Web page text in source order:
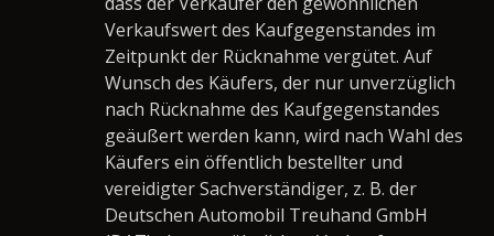
Verkaufswert des Kaufgegenstandes im
Zeitpunkt der Rücknahme vergütet. Auf
Wunsch des Käufers, der nur unverzüglich
nach Rücknahme des Kaufgegenstandes
geäußert werden kann, wird nach Wahl des
Käufers ein öffentlich bestellter und
vereidigter Sachverständiger, z. B. der
Deutschen Automobil Treuhand GmbH